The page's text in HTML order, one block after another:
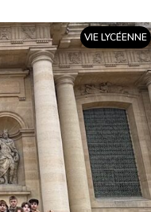
VIE LYCÉENNE